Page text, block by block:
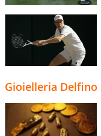
Gioielleria Delfino